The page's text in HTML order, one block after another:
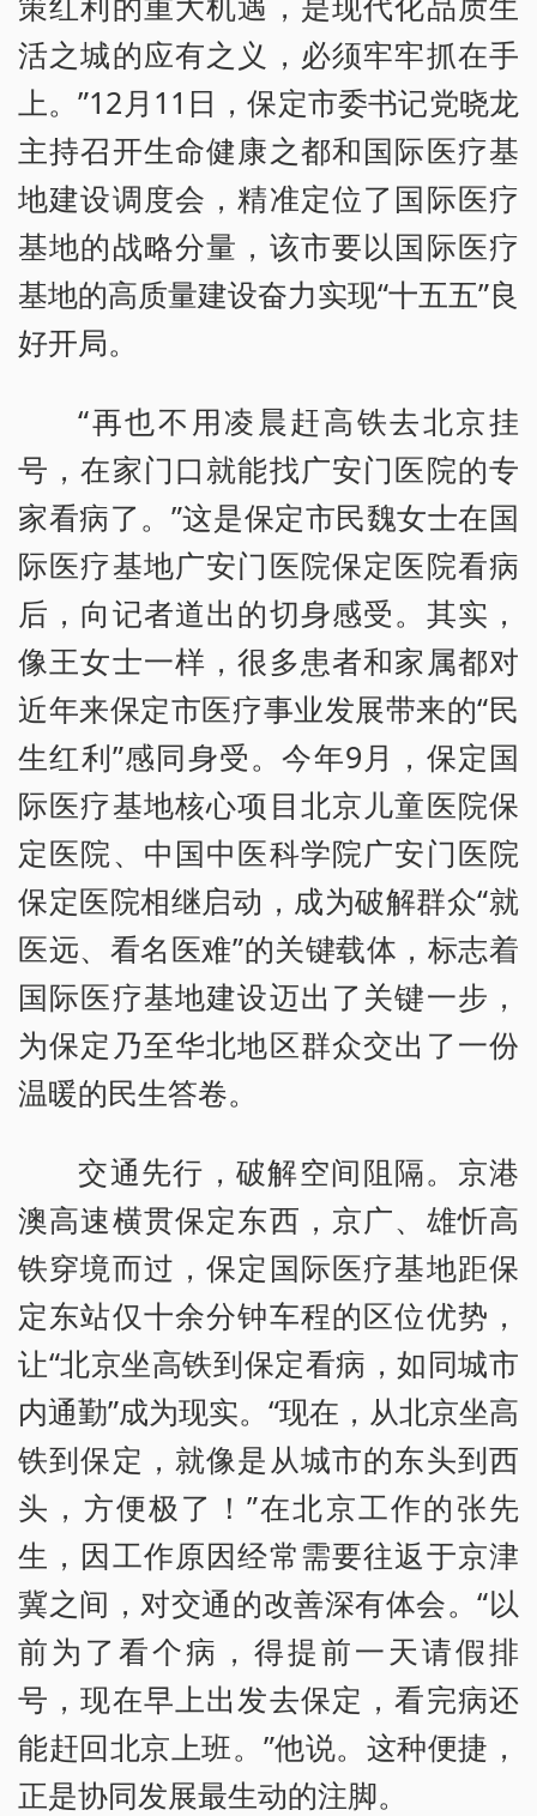
活之城的应有之义，必须牢牢抓在手
上。”12月11日，保定市委书记党晓龙
主持召开生命健康之都和国际医疗基
地建设调度会，精准定位了国际医疗
基地的战略分量，该市要以国际医疗
基地的高质量建设奋力实现“十五五”良
好开局。
“再也不用凌晨赶高铁去北京挂
号，在家门口就能找广安门医院的专
家看病了。”这是保定市民魏女士在国
际医疗基地广安门医院保定医院看病
后，向记者道出的切身感受。其实，
像王女士一样，很多患者和家属都对
近年来保定市医疗事业发展带来的“民
生红利”感同身受。今年9月，保定国
际医疗基地核心项目北京儿童医院保
定医院、中国中医科学院广安门医院
保定医院相继启动，成为破解群众“就
医远、看名医难”的关键载体，标志着
国际医疗基地建设迈出了关键一步，
为保定乃至华北地区群众交出了一份
温暖的民生答卷。
交通先行，破解空间阻隔。京港
澳高速横贯保定东西，京广、雄忻高
铁穿境而过，保定国际医疗基地距保
定东站仅十余分钟车程的区位优势，
让“北京坐高铁到保定看病，如同城市
内通勤”成为现实。“现在，从北京坐高
铁到保定，就像是从城市的东头到西
头，方便极了！”在北京工作的张先
生，因工作原因经常需要往返于京津
冀之间，对交通的改善深有体会。“以
前为了看个病，得提前一天请假排
号，现在早上出发去保定，看完病还
能赶回北京上班。”他说。这种便捷，
正是协同发展最生动的注脚。